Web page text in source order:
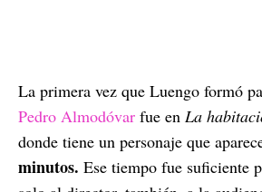
La primera vez que Luengo formó
Pedro Almodóvar fue en La
donde tiene un personaje que
minutos. Ese tiempo fue suficiente